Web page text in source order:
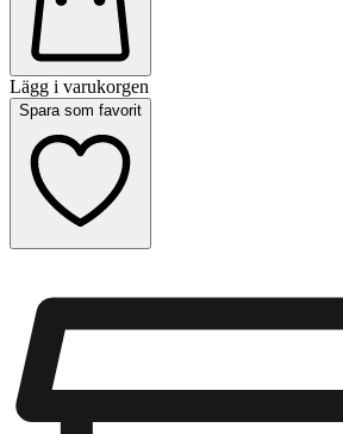
Lägg i varukorgen
Spara som favorit